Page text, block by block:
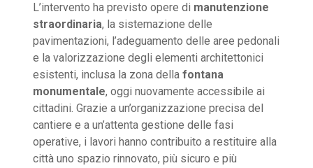
L’intervento ha previsto opere di manutenzione
straordinaria, la sistemazione delle
pavimentazioni, l’adeguamento delle aree pedonali
e la valorizzazione degli elementi architettonici
esistenti, inclusa la zona dellafontana
monumentale, oggi nuovamente accessibile ai
cittadini. Grazie a un’organizzazione precisa del
cantiere e a un’attenta gestione delle fasi
operative, i lavori hanno contribuito a restituire alla
città uno spazio rinnovato, più sicuro e più